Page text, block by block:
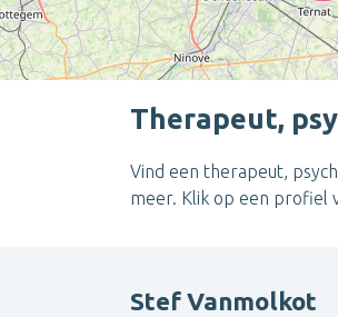
Therapeut,
Vind een therapeut,
meer. Klik op een profiel
Stef Vanmolkot